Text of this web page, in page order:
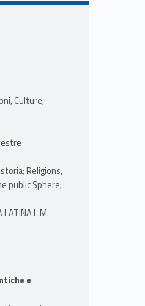
Culture,
Religions,
public Sphere;
L.M.
e